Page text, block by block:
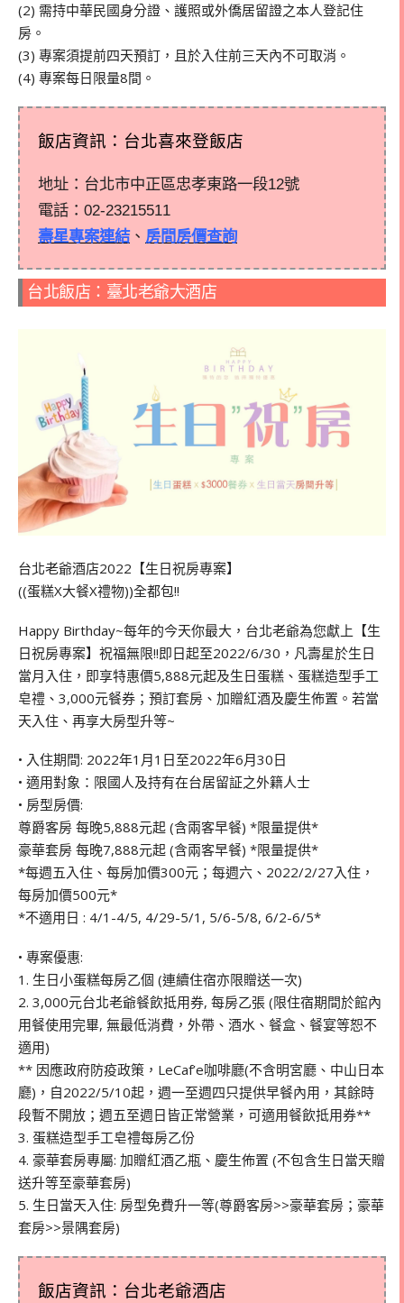
(2) 需持中華民國身分證、護照或外僑居留證之本人登記住
房。
(3) 專案須提前四天預訂，且於入住前三天內不可取消。
(4) 專案每日限量8間。
飯店資訊：台北喜來登飯店
地址：台北市中正區忠孝東路一段12號
電話： 02-23215511
壽星專案連結、 房間房價查詢
台北飯店：臺北老爺大酒店
台北老爺酒店2022【生日祝房專案】
((蛋糕X大餐X禮物))全都包!!
Happy Birthday~每年的今天你最大，台北老爺為您獻上【生
日祝房專案】祝福無限!!即日起至2022/6/30，凡壽星於生日
當月入住，即享特惠價5,888元起及生日蛋糕、蛋糕造型手工
皂禮、3,000元餐券；預訂套房、加贈紅酒及慶生佈置。若當
天入住、再享大房型升等~
• 入住期間: 2022年1月1日至2022年6月30日
• 適用對象：限國人及持有在台居留証之外籍人士
• 房型房價:
尊爵客房 每晚5,888元起 (含兩客早餐) *限量提供*
豪華套房 每晚7,888元起 (含兩客早餐) *限量提供*
*每週五入住、每房加價300元；每週六、2022/2/27入住，
每房加價500元*
*不適用日 : 4/1-4/5, 4/29-5/1, 5/6-5/8, 6/2-6/5*
• 專案優惠:
1. 生日小蛋糕每房乙個 (連續住宿亦限贈送一次)
2. 3,000元台北老爺餐飲抵用券, 每房乙張 (限住宿期間於館內
用餐使用完畢, 無最低消費，外帶、酒水、餐盒、餐宴等恕不
適用)
** 因應政府防疫政策，LeCaf’e咖啡廳(不含明宮廳、中山日本
廳)，自2022/5/10起，週一至週四只提供早餐內用，其餘時
段暫不開放；週五至週日皆正常營業，可適用餐飲抵用券**
3. 蛋糕造型手工皂禮每房乙份
4. 豪華套房專屬: 加贈紅酒乙瓶、慶生佈置 (不包含生日當天贈
送升等至豪華套房)
5. 生日當天入住: 房型免費升一等(尊爵客房>>豪華套房；豪華
套房>>景隅套房)
飯店資訊：台北老爺酒店